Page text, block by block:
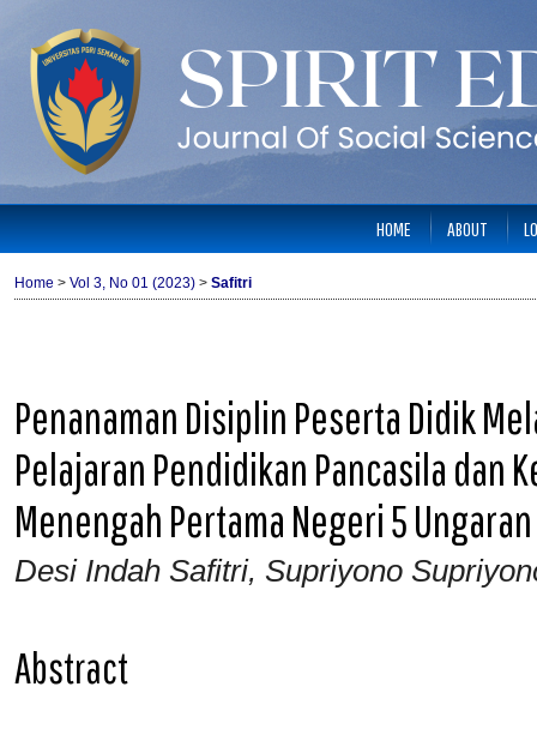
HOME ABOUT
Home > Vol 3, No 01 (2023) > Safitri
Penanaman Disiplin Peserta Didik
Pelajaran Pendidikan Pancasila dan
Menengah Pertama Negeri 5 Ungaran
Desi Indah Safitri, Supriyono
Abstract